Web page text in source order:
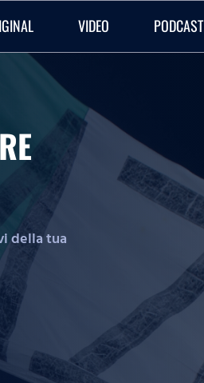
VIDEO PODCAST
della tua